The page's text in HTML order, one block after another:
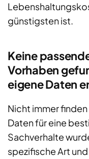
günstigsten ist.
Keine
Vorhaben
eigene Daten
Nicht immer
Daten für eine
Sachverhalte
spezifische Art